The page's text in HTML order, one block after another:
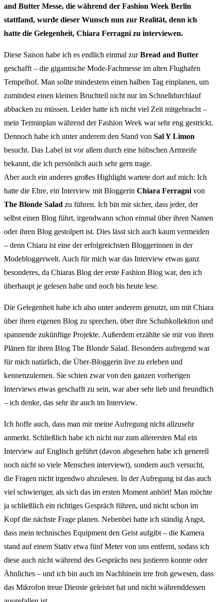
and Butter Messe, die während der Fashion Week Berlin
stattfand, wurde dieser Wunsch nun zur Realität, denn ich
hatte die Gelegenheit, Chiara Ferragni zu interviewen.
Diese Saison habe ich es endlich einmal zurBread and Butter
geschafft – die gigantische Mode-Fachmesse im alten Flughafen
Tempelhof. Man sollte mindestens einen halben Tag einplanen, um
zumindest einen kleinen Bruchteil nicht nur im Schnelldurchlauf
abbacken zu müssen. Leider hatte ich nicht viel Zeit mitgebracht –
mein Terminplan während der Fashion Week war sehr eng gestrickt.
Dennoch habe ich unter anderem den Stand von Sal Y Limon
besucht. Das Label ist vor allem durch eine hübschen Armreife
bekannt, die ich persönlich auch sehr gern trage.
Aber auch ein anderes großes Highlight wartete dort auf mich: Ich
hatte die Ehre, ein Interview mit Bloggerin Chiara Ferragni von
The Blonde Salad zu führen. Ich bin mir sicher, dass jeder, der
selbst einen Blog führt, irgendwann schon einmal über ihren Namen
oder ihren Blog gestolpert ist. Dies lässt sich auch kaum vermeiden
– denn Chiara ist eine der erfolgreichsten Bloggerinnen in der
Modebloggerwelt. Auch für mich war das Interview etwas ganz
besonderes, da Chiaras Blog der erste Fashion Blog war, den ich
überhaupt je gelesen habe und noch bis heute lese.
Die Gelegenheit habe ich also unter anderem genutzt, um mit Chiara
über ihren eigenen Blog zu sprechen, über ihre Schuhkollektion und
spannende zukünftige Projekte. Außerdem erzählte sie mir von ihren
Plänen für ihren Blog The Blonde Salad. Besonders aufregend war
für mich natürlich, die Über-Bloggerin live zu erleben und
kennenzulernen. Sie schien zwar von den ganzen vorherigen
Interviews etwas geschafft zu sein, war aber sehr lieb und freundlich
– ich denke, das sehr ihr auch im Interview.
Ich hoffe auch, dass man mir meine Aufregung nicht allzusehr
anmerkt. Schließlich habe ich nicht nur zum allerersten Mal ein
Interview auf Englisch geführt (davon abgesehen habe ich generell
noch nicht so viele Menschen interviewt), sondern auch versucht,
die Fragen nicht irgendwo abzulesen. In der Aufregung ist das auch
viel schwieriger, als sich das im ersten Moment anhört! Man möchte
ja schließlich ein richtiges Gespräch führen, und nicht schon im
Kopf die nächste Frage planen. Nebenbei hatte ich ständig Angst,
dass mein technisches Equipment den Geist aufgibt – die Kamera
stand auf einem Stativ etwa fünf Meter von uns entfernt, sodass ich
diese auch nicht während des Gesprächs neu justieren konnte oder
Ähnliches – und ich bin auch im Nachhinein irre froh gewesen, dass
das Mikrofon treue Dienste geleistet hat und nicht währenddessen